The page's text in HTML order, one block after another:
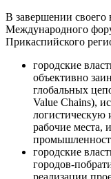
В завершении своего
Международного
Прикаспийского
городские
объективно
глобальных
Value Chains),
логистическую
рабочие места,
городские
городов-
реализации